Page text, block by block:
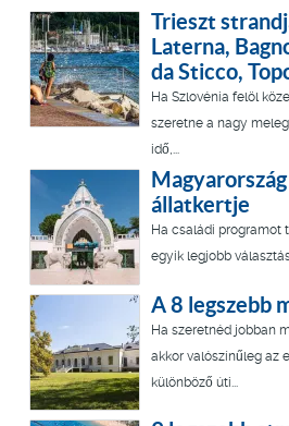
Trieszt
Laterna,
da Sticco,
Ha Szlovénia felöl
szeretne a nagy
idő,...
állatkertje
Ha családi programot
egyik legjobb
A 8 legszebb
Ha szeretnéd jobban
akkor valószínűleg az
különböző úti...